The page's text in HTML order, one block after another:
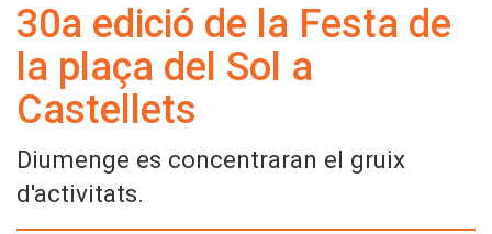
30a edició de la Festa de
la plaça del Sol a
Castellets
Diumenge es concentraran el gruix
d'activitats.